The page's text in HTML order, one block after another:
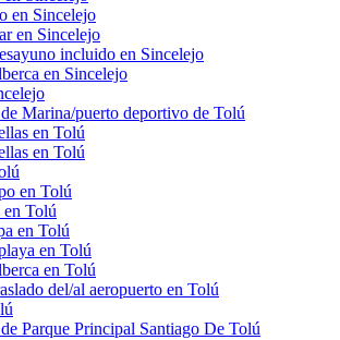
en Sincelejo
en Sincelejo
incluido en Sincelejo
en Sincelejo
Marina/puerto deportivo de Tolú
en Tolú
en Tolú
en Tolú
en Tolú
en Tolú
en Tolú
en Tolú
del/al aeropuerto en Tolú
Parque Principal Santiago De Tolú